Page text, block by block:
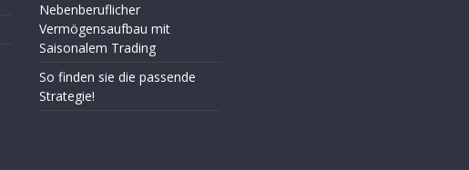
Nebenberuflicher
Vermögensaufbau mit
Saisonalem Trading
So finden sie die passende
Strategie!